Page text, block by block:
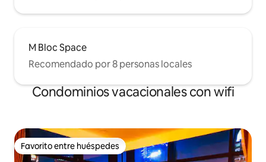
M Bloc Space
Recomendado por 8 personas locales
Condominios vacacionales con wifi
Favorito entre huéspedes
Favorito entre huéspedes